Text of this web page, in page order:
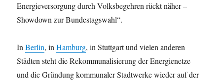
Energieversorgung durch Volksbegehren rückt näher –
Showdown zur Bundestagswahl“.
InBerlin, inHamburg, in Stuttgart und vielen anderen
Städten steht die Rekommunalisierung der Energienetze
und die Gründung kommunaler Stadtwerke wieder auf der